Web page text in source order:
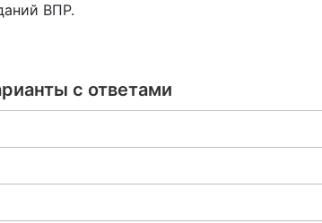
ВПР.
с ответами